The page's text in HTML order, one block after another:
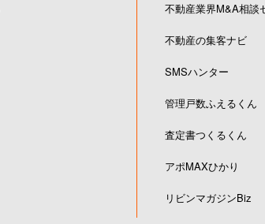
不動産業界M&A相談
不動産の集客ナビ
SMSハンター
管理戸数ふえるくん
査定書つくるくん
アポMAXひかり
リビンマガジンBiz